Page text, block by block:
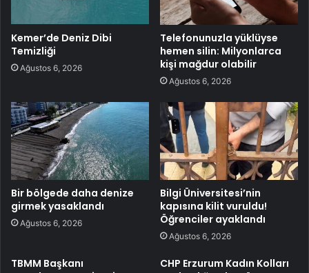
Kemer’de Deniz Dibi
Temizliği
Ağustos 6, 2026
Telefonunuzla yüklüyse
hemen silin: Milyonlarca
kişi mağdur olabilir
Ağustos 6, 2026
Bir bölgede daha denize
girmek yasaklandı
Ağustos 6, 2026
Bilgi Üniversitesi’nin
kapısına kilit vuruldu!
Öğrenciler ayaklandı
Ağustos 6, 2026
TBMM Başkanı
CHP Erzurum Kadın Kolları